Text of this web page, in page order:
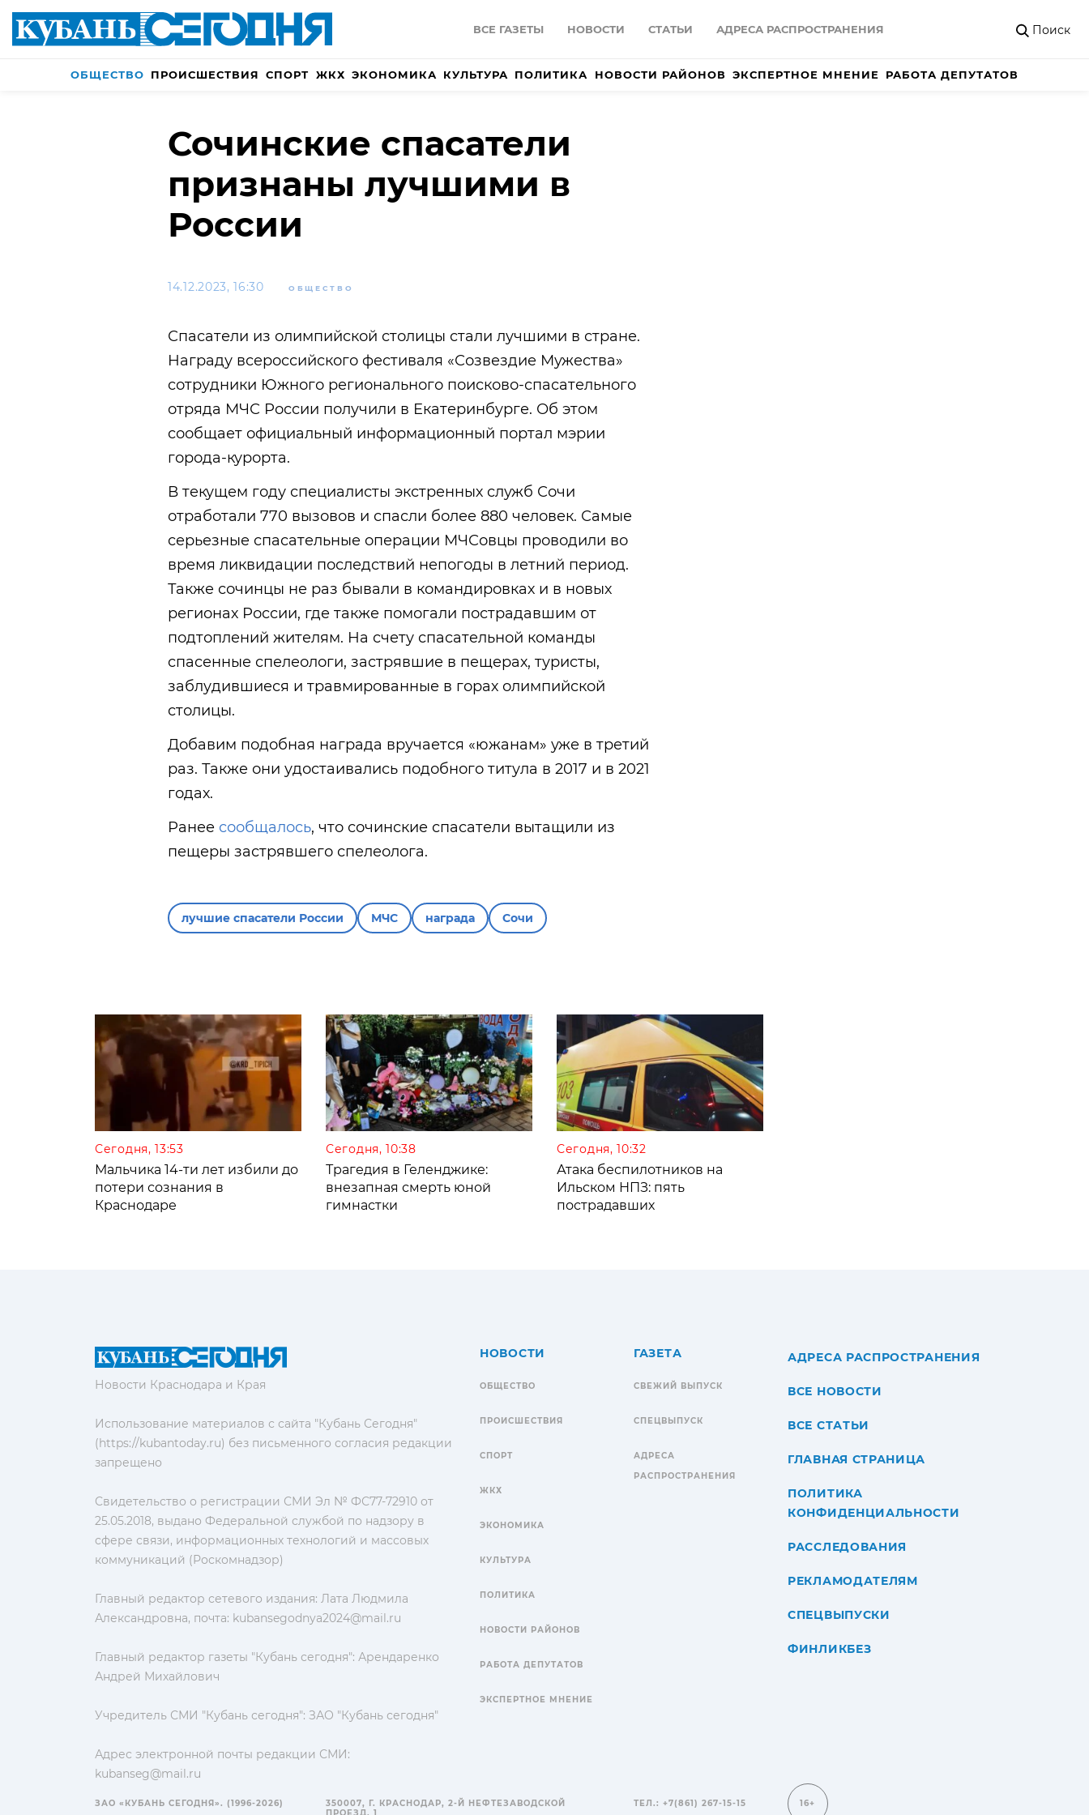
ВСЕ ГАЗЕТЫ НОВОСТИ СТАТЬИ АДРЕСА РАСПРОСТРАНЕНИЯ Поиск
ОБЩЕСТВО ПРОИСШЕСТВИЯ СПОРТ ЖКХ ЭКОНОМИКА КУЛЬТУРА ПОЛИТИКА НОВОСТИ РАЙОНОВ ЭКСПЕРТНОЕ МНЕНИЕ РАБОТА ДЕПУТАТОВ
Сочинские спасатели
признаны лучшими в
России
14.12.2023, 16:30 ОБЩЕСТВО
Спасатели из олимпийской столицы стали лучшими в стране.
Награду всероссийского фестиваля «Созвездие Мужества»
сотрудники Южного регионального поисково-спасательного
отряда МЧС России получили в Екатеринбурге. Об этом
сообщает официальный информационный портал мэрии
города-курорта.
В текущем году специалисты экстренных служб Сочи
отработали 770 вызовов и спасли более 880 человек. Самые
серьезные спасательные операции МЧСовцы проводили во
время ликвидации последствий непогоды в летний период.
Также сочинцы не раз бывали в командировках и в новых
регионах России, где также помогали пострадавшим от
подтоплений жителям. На счету спасательной команды
спасенные спелеологи, застрявшие в пещерах, туристы,
заблудившиеся и травмированные в горах олимпийской
столицы.
Добавим подобная награда вручается «южанам» уже в третий
раз. Также они удостаивались подобного титула в 2017 и в 2021
годах.
Ранее сообщалось, что сочинские спасатели вытащили из
пещеры застрявшего спелеолога.
лучшие спасатели России МЧС награда Сочи
Сегодня, 13:53
Мальчика 14-ти лет избили до
потери сознания в
Краснодаре
Сегодня, 10:38
Трагедия в Геленджике:
внезапная смерть юной
гимнастки
Сегодня, 10:32
Атака беспилотников на
Ильском НПЗ: пять
пострадавших
Новости Краснодара и Края
Использование материалов с сайта "Кубань Сегодня"
(https://kubantoday.ru) без письменного согласия редакции
запрещено
Свидетельство о регистрации СМИ Эл № ФС77-72910 от
25.05.2018, выдано Федеральной службой по надзору в
сфере связи, информационных технологий и массовых
коммуникаций (Роскомнадзор)
Главный редактор сетевого издания: Лата Людмила
Александровна, почта: kubansegodnya2024@mail.ru
Главный редактор газеты "Кубань сегодня": Арендаренко
Андрей Михайлович
Учредитель СМИ "Кубань сегодня": ЗАО "Кубань сегодня"
Адрес электронной почты редакции СМИ:
kubanseg@mail.ru
НОВОСТИ
ОБЩЕСТВО
ПРОИСШЕСТВИЯ
СПОРТ
ЖКХ
ЭКОНОМИКА
КУЛЬТУРА
ПОЛИТИКА
НОВОСТИ РАЙОНОВ
РАБОТА ДЕПУТАТОВ
ЭКСПЕРТНОЕ МНЕНИЕ
ГАЗЕТА
СВЕЖИЙ ВЫПУСК
СПЕЦВЫПУСК
АДРЕСА
РАСПРОСТРАНЕНИЯ
АДРЕСА РАСПРОСТРАНЕНИЯ
ВСЕ НОВОСТИ
ВСЕ СТАТЬИ
ГЛАВНАЯ СТРАНИЦА
ПОЛИТИКА
КОНФИДЕНЦИАЛЬНОСТИ
РАССЛЕДОВАНИЯ
РЕКЛАМОДАТЕЛЯМ
СПЕЦВЫПУСКИ
ФИНЛИКБЕЗ
ЗАО «КУБАНЬ СЕГОДНЯ». (1996-2026)
350007, Г. КРАСНОДАР, 2-Й НЕФТЕЗАВОДСКОЙ
ПРОЕЗД, 1
ТЕЛ.: +7(861) 267-15-15 16+